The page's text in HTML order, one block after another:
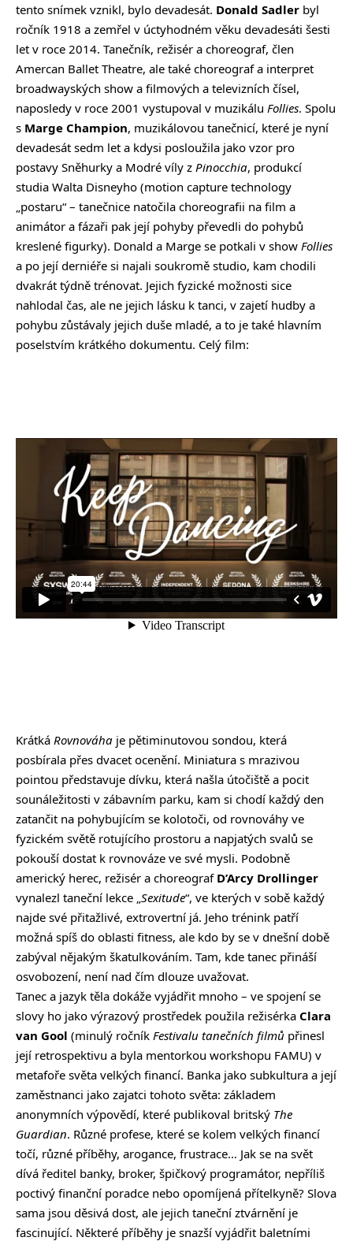
tento snímek vznikl, bylo devadesát. Donald Sadler byl
ročník 1918 a zemřel v úctyhodném věku devadesáti šesti
let v roce 2014. Tanečník, režisér a choreograf, člen
Amercan Ballet Theatre, ale také choreograf a interpret
broadwayských show a filmových a televizních čísel,
naposledy v roce 2001 vystupoval v muzikálu Follies. Spolu
s Marge Champion, muzikálovou tanečnicí, které je nyní
devadesát sedm let a kdysi posloužila jako vzor pro
postavy Sněhurky a Modré víly z Pinocchia, produkcí
studia Walta Disneyho (motion capture technology
„postaru“ – tanečnice natočila choreografii na film a
animátor a fázaři pak její pohyby převedli do pohybů
kreslené figurky). Donald a Marge se potkali v show Follies
a po její derniéře si najali soukromě studio, kam chodili
dvakrát týdně trénovat. Jejich fyzické možnosti sice
nahlodal čas, ale ne jejich lásku k tanci, v zajetí hudby a
pohybu zůstávaly jejich duše mladé, a to je také hlavním
poselstvím krátkého dokumentu. Celý film:
Krátká Rovnováha je pětiminutovou sondou, která
posbírala přes dvacet ocenění. Miniatura s mrazivou
pointou představuje dívku, která našla útočiště a pocit
sounáležitosti v zábavním parku, kam si chodí každý den
zatančit na pohybujícím se kolotoči, od rovnováhy ve
fyzickém světě rotujícího prostoru a napjatých svalů se
pokouší dostat k rovnováze ve své mysli. Podobně
americký herec, režisér a choreograf D’Arcy Drollinger
vynalezl taneční lekce „Sexitude“, ve kterých v sobě každý
najde své přitažlivé, extrovertní já. Jeho trénink patří
možná spíš do oblasti fitness, ale kdo by se v dnešní době
zabýval nějakým škatulkováním. Tam, kde tanec přináší
osvobození, není nad čím dlouze uvažovat.
Tanec a jazyk těla dokáže vyjádřit mnoho – ve spojení se
slovy ho jako výrazový prostředek použila režisérka Clara
van Gool (minulý ročník Festivalu tanečních filmů přinesl
její retrospektivu a byla mentorkou workshopu FAMU) v
metafoře světa velkých financí. Banka jako subkultura a její
zaměstnanci jako zajatci tohoto světa: základem
anonymních výpovědí, které publikoval britský The
Guardian. Různé profese, které se kolem velkých financí
točí, různé příběhy, arogance, frustrace… Jak se na svět
dívá ředitel banky, broker, špičkový programátor, nepříliš
poctivý finanční poradce nebo opomíjená přítelkyně? Slova
sama jsou děsivá dost, ale jejich taneční ztvárnění je
fascinující. Některé příběhy je snazší vyjádřit baletními